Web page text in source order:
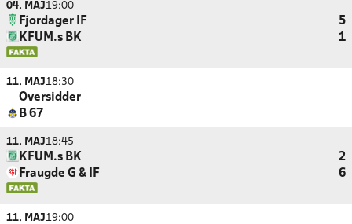
04. MAJ19:00
Fjordager IF
5
KFUM.s BK
1
11. MAJ18:30
Oversidder
B 67
11. MAJ18:45
KFUM.s BK
2
Fraugde G & IF
6
11. MAJ19:00